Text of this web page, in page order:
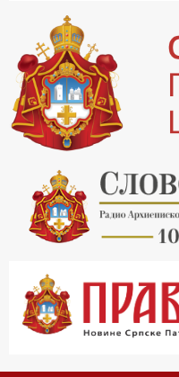
19.03 Млади у Цркви
19.30 Вечерње молитве
20.00 Вести из Цркве
20.15 Реч архијереја
20.30 Хроника
21.03 Врлинослов
22.03 Црквена
23.00 Питања и одговори
00.03 Црквена
01.03 Живе речи -